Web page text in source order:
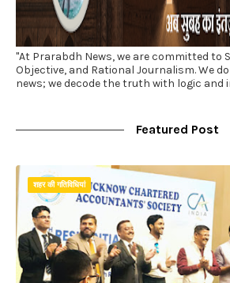
"At Prarabdh News, we are committed to
Objective, and Rational Journalism. We
news; we decode the truth with logic and
Featured Post
शहर की गतिविधियां